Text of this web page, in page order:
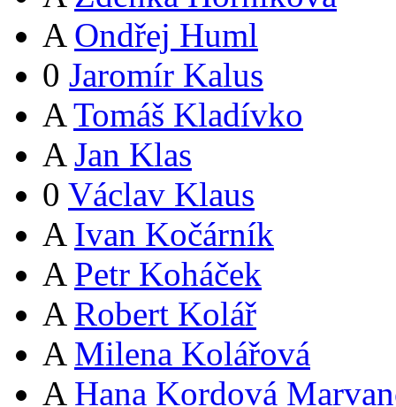
A Ondřej Huml
0 Jaromír Kalus
A Tomáš Kladívko
A Jan Klas
0 Václav Klaus
A Ivan Kočárník
A Petr Koháček
A Robert Kolář
A Milena Kolářová
A Hana Kordová